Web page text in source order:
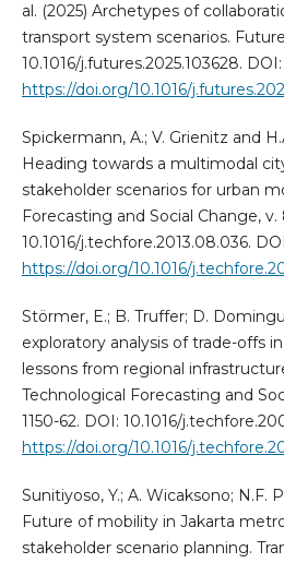
al. (2025) Archetypes of
transport system scenarios.
10.1016/j.futures.2025.103628. DOI:
https://doi.org/10.1016/
Spickermann, A.; V. Grienitz and
Heading towards a multimodal
stakeholder scenarios for urban
Forecasting and Social Change, v.
10.1016/j.techfore.2013.08.036.
https://doi.org/10.1016/
Störmer, E.; B. Truffer; D.
exploratory analysis of trade-offs
lessons from regional
Technological Forecasting and
1150-62. DOI: 10.1016/
https://doi.org/10.1016/
Sunitiyoso, Y.; A. Wicaksono; N.F.
Future of mobility in Jakarta
stakeholder scenario planning.